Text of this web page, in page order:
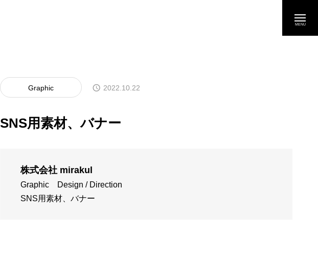
Graphic 2022.10.22
SNS用素材、バナー
株式会社 mirakul
Graphic
Design / Direction
SNS用素材、バナー